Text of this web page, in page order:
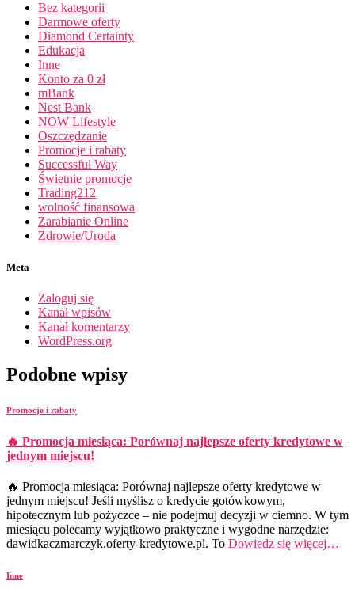
Bez kategorii
Darmowe oferty
Diamond Certainty
Edukacja
Inne
Konto za 0 zł
mBank
Nest Bank
NOW Lifestyle
Oszczędzanie
Promocje i rabaty
Successful Way
Świetnie promocje
Trading212
wolność finansowa
Zarabianie Online
Zdrowie/Uroda
Meta
Zaloguj się
Kanał wpisów
Kanał komentarzy
WordPress.org
Podobne wpisy
Promocje i rabaty
🔥 Promocja miesiąca: Porównaj najlepsze oferty kredytowe w
jednym miejscu!
🔥 Promocja miesiąca: Porównaj najlepsze oferty kredytowe w
jednym miejscu! Jeśli myślisz o kredycie gotówkowym,
hipotecznym lub pożyczce – nie podejmuj decyzji w ciemno. W tym
miesiącu polecamy wyjątkowo praktyczne i wygodne narzędzie:
dawidkaczmarczyk.oferty-kredytowe.pl. To Dowiedz się więcej…
Inne